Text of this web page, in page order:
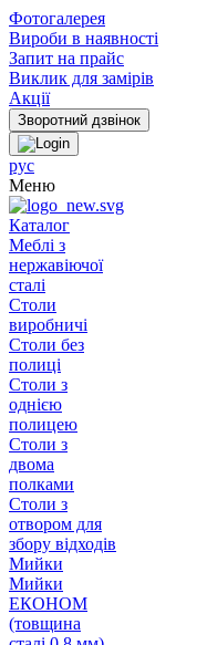
Фотогалерея
Вироби в наявності
Запит на прайс
Виклик для замірів
Акції
рус
Меню
Каталог
Меблі з
нержавіючої
сталі
Столи
виробничі
Столи без
полиці
Столи з
однією
полицею
Столи з
двома
полками
Столи з
отвором для
збору відходів
Мийки
Мийки
ЕКОНОМ
(товщина